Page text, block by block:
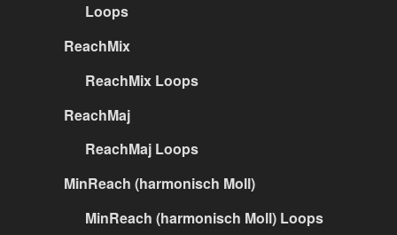
Loops
ReachMix
ReachMix Loops
ReachMaj
ReachMaj Loops
MinReach (harmonisch Moll)
MinReach (harmonisch Moll) Loops